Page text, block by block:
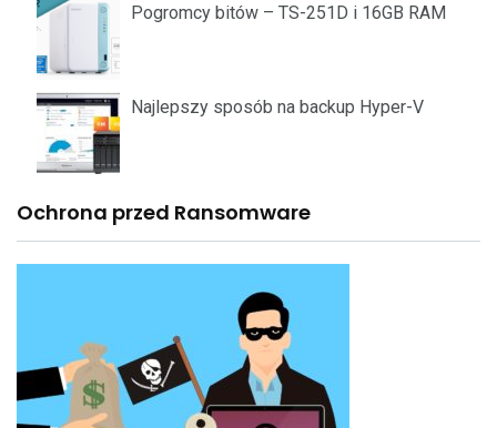
Pogromcy bitów – TS-251D i 16GB RAM
Najlepszy sposób na backup Hyper-V
Ochrona przed Ransomware